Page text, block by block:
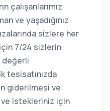
çalışanlarımız
ve yaşadığınız
sizlere her
7/24 sizlerin
değerli
tesisatınızda
giderilmesi ve
ve istekleriniz için